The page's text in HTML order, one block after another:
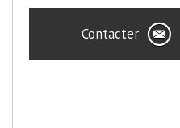
Contacter